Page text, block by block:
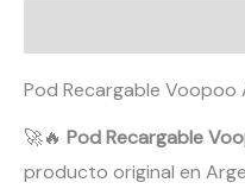
Pod Recargable
🚀🔥 Pod Recargable
producto original en